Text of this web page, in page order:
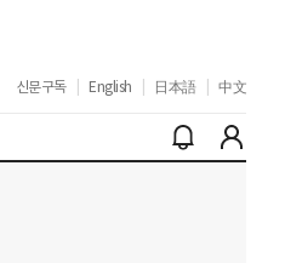
신문구독 English 日本語 中文